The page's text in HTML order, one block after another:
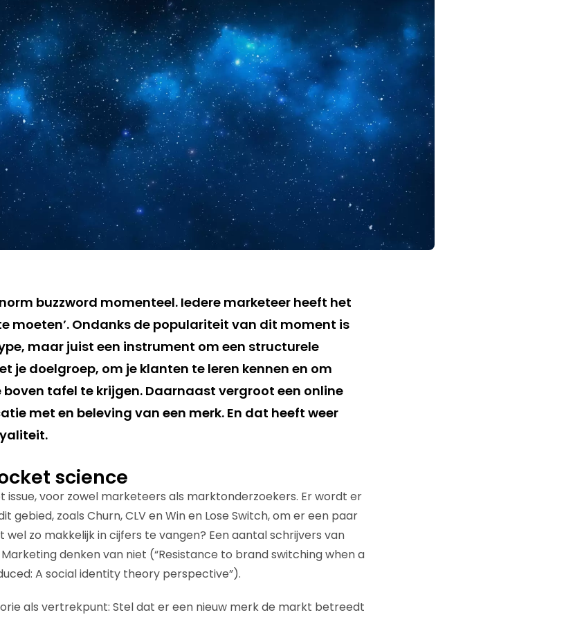
buzzword momenteel. Iedere marketeer heeft het
moeten’. Ondanks de populariteit van dit moment is
maar juist een instrument om een structurele
je doelgroep, om je klanten te leren kennen en om
tafel te krijgen. Daarnaast vergroot een online
met en beleving van een merk. En dat heeft weer
.
science
issue, voor zowel marketeers als marktonderzoekers. Er wordt er
gebied, zoals Churn, CLV en Win en Lose Switch, om er een paar
wel zo makkelijk in cijfers te vangen? Een aantal schrijvers van
denken van niet (“Resistance to brand switching when a
A social identity theory perspective”).
als vertrekpunt: Stel dat er een nieuw merk de markt betreedt